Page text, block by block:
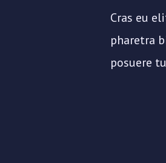
Cras eu
pharetra
posuere